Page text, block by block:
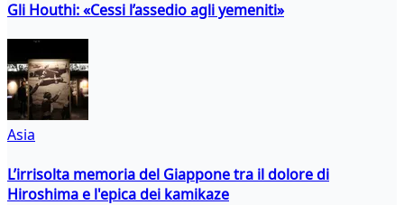
Gli Houthi: «Cessi l’assedio agli yemeniti»
Asia
L’irrisolta memoria del Giappone tra il dolore di
Hiroshima e l'epica dei kamikaze